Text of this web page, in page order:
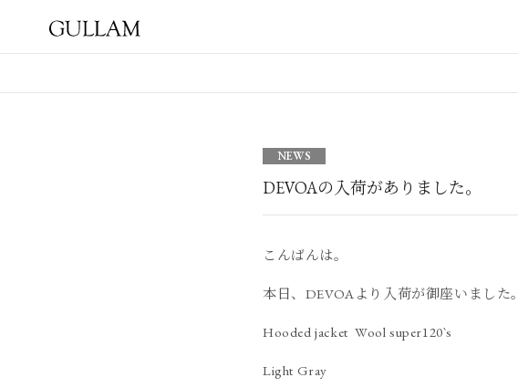
NEWS
DEVOAの入荷がありました。
こんばんは。
本日、DEVOAより入荷が御座いました。
Hooded jacket Wool super120`s
Light Gray